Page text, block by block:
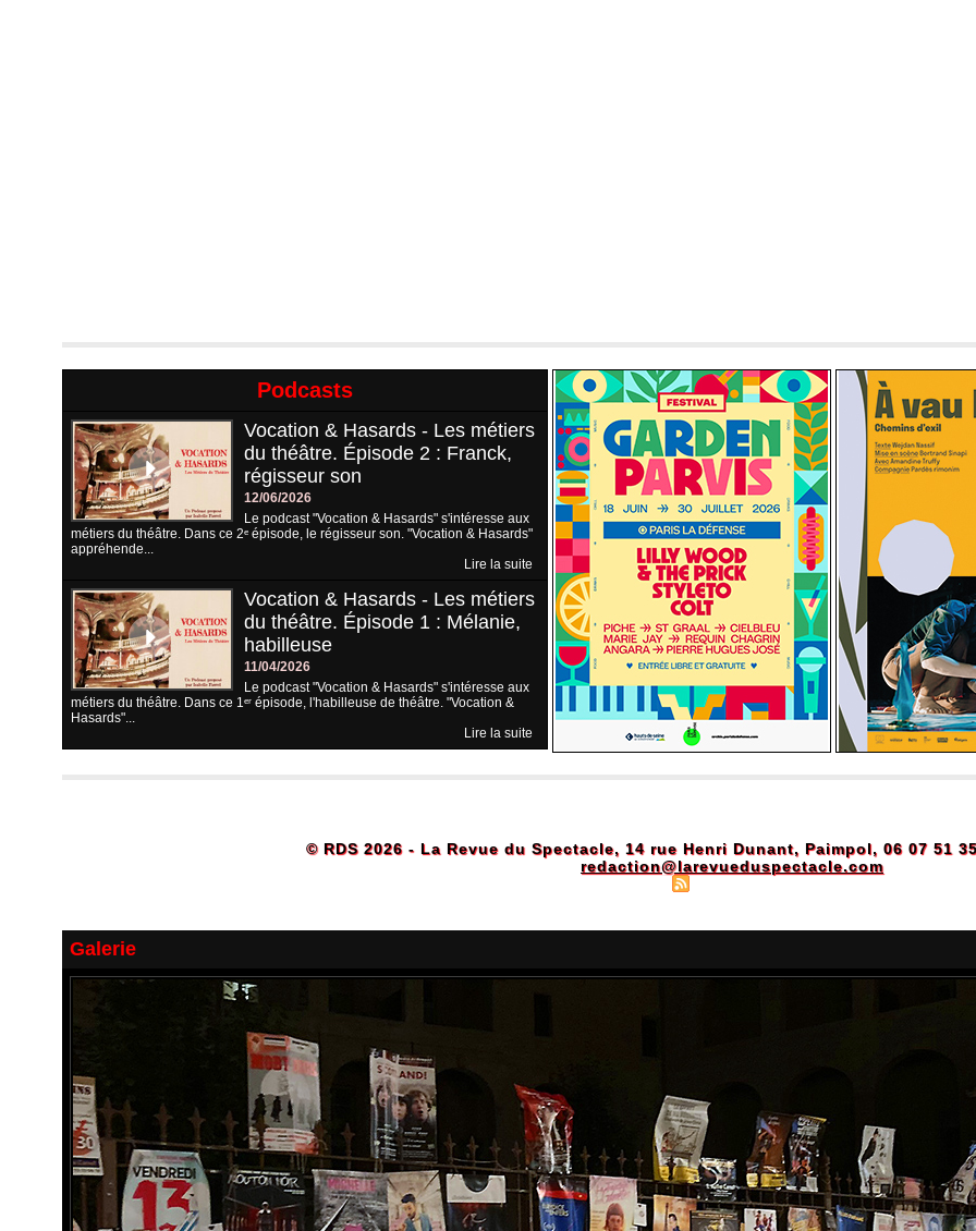
Podcasts
Vocation & Hasards - Les métiers
du théâtre. Épisode 2 : Franck,
régisseur son
12/06/2026
Le podcast "Vocation & Hasards" s'intéresse aux
métiers du théâtre. Dans ce 2ᵉ épisode, le régisseur son. "Vocation & Hasards"
appréhende...
Lire la suite
Vocation & Hasards - Les métiers
du théâtre. Épisode 1 : Mélanie,
habilleuse
11/04/2026
Le podcast "Vocation & Hasards" s'intéresse aux
métiers du théâtre. Dans ce 1ᵉʳ épisode, l'habilleuse de théâtre. "Vocation &
Hasards"...
Lire la suite
© RDS 2026 - La Revue du Spectacle, 14 rue Henri Dunant, Paimpol, 06 07 51
redaction@larevueduspectacle.com
Galerie